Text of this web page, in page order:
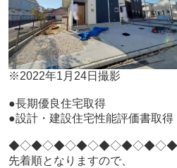
※2022年1月24日撮影
●長期優良住宅取得
●設計・建設住宅性能評価書取得
◆◇◆◇◆◇◆◇◆◇◆◇
先着順となりますので、